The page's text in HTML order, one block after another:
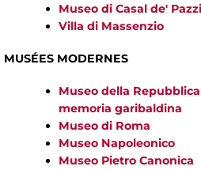
Museo di Casal de' Pazzi
Villa di Massenzio
MUSÉES MODERNES
Museo della
memoria garibaldina
Museo di Roma
Museo Napoleonico
Museo Pietro Canonica